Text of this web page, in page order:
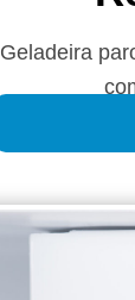
Geladeira